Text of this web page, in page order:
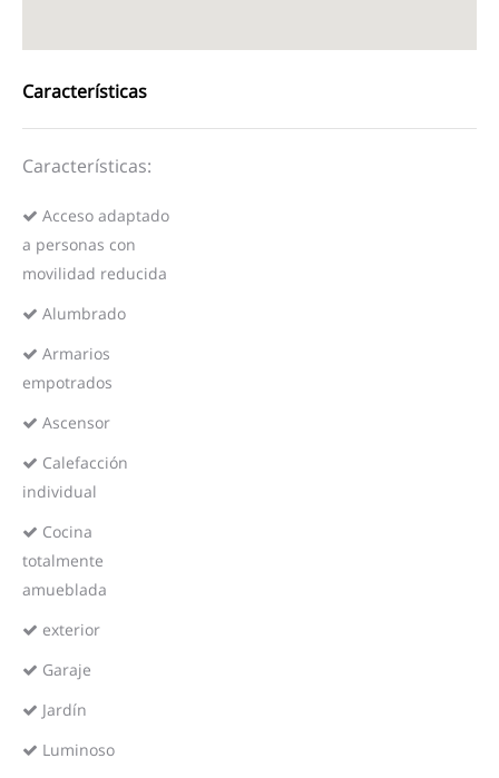
Características
Características:
Acceso adaptado
a personas con
movilidad reducida
Alumbrado
Armarios
empotrados
Ascensor
Calefacción
individual
Cocina
totalmente
amueblada
exterior
Garaje
Jardín
Luminoso